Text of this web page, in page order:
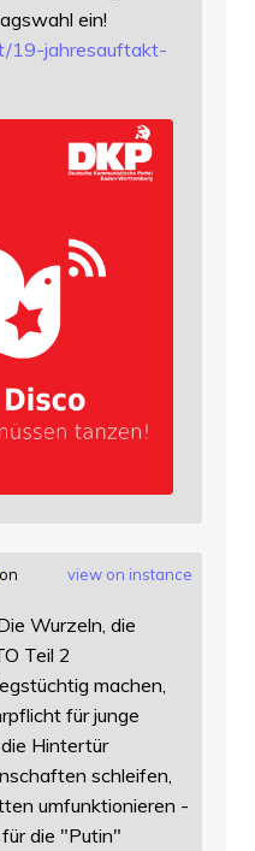
ein!
19-jahresauftakt-
view on instance
on
Wurzeln, die
Teil 2
machen,
für junge
Hintertür
schleifen,
umfunktionieren -
die "Putin"